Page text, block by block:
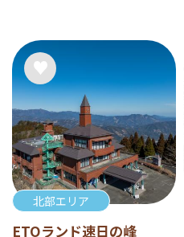
北部エリア
ETOランド速日の峰